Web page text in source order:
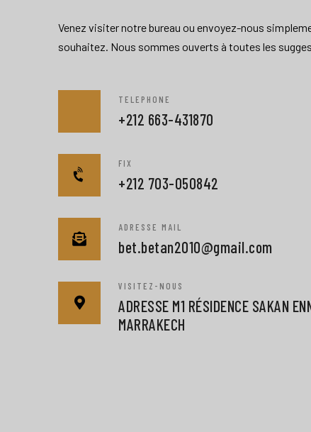
Venez visiter notre bureau ou envoyez-nous
souhaitez. Nous sommes ouverts à toutes les
TELEPHONE
+212 663-431870
FIX
+212 703-050842
ADRESSE MAIL
bet.betan2010@gmail.com
VISITEZ-NOUS
ADRESSE M1 RÉSIDENCE SAKAN
MARRAKECH